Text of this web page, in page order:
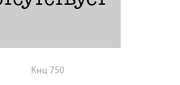
Кнц 750